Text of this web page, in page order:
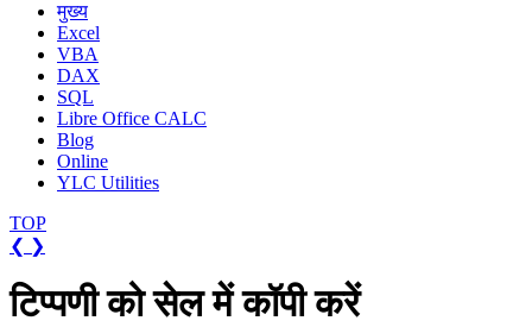
मुख्य
Excel
VBA
DAX
SQL
Libre Office CALC
Blog
Online
YLC Utilities
TOP
❮ ❯
टिप्पणी को सेल में कॉपी करें